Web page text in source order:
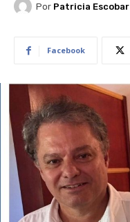
Por Patricia Escobar
Facebook